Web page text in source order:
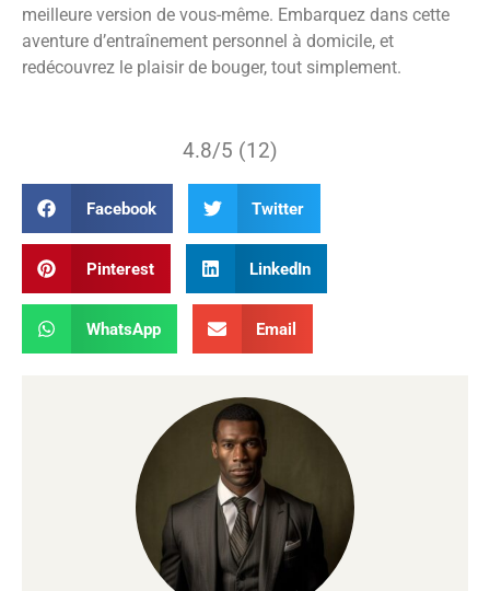
meilleure version de vous-même. Embarquez dans cette
aventure d’entraînement personnel à domicile, et
redécouvrez le plaisir de bouger, tout simplement.
4.8/5 (12)
Facebook Twitter
Pinterest LinkedIn
WhatsApp Email